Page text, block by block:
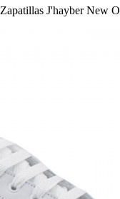
Zapatillas J'hayber New